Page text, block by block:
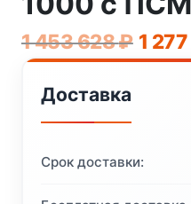
1 453 628₽
453
1
Доставка
Срок доставки: